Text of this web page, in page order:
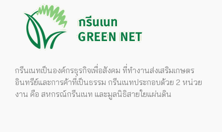
กรีนเนทเป็นองค์กรธุรกิจเพื่อสังคม ที่ทำงานส่งเสริมเกษตร
อินทรีย์และการค้าที่เป็นธรรม กรีนเนทประกอบด้วย 2 หน่วย
งาน คือ สหกรณ์กรีนเนท และมูลนิธิสายใยแผ่นดิน